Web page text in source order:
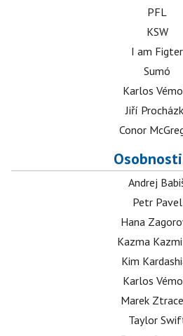
PFL
KSW
I am Figter
Sumó
Karlos
Jiří
Conor
Andrej
Petr Pavel
Hana
Kazma
Kim
Karlos
Marek
Taylor